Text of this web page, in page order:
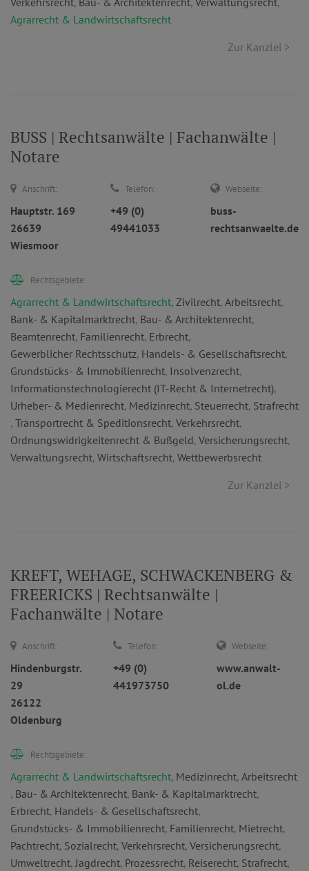
Agrarrecht & Landwirtschaftsrecht
Zur Kanzlei >
BUSS | Rechtsanwälte | Fachanwälte |
Notare
Anschrift:
Hauptstr. 169
26639
Wiesmoor
Telefon:
+49 (0)
49441033
Webseite:
buss-
rechtsanwaelte.de
Rechtsgebiete:
Agrarrecht & Landwirtschaftsrecht, Zivilrecht, Arbeitsrecht,
Bank- & Kapitalmarktrecht, Bau- & Architektenrecht,
Beamtenrecht, Familienrecht, Erbrecht,
Gewerblicher Rechtsschutz, Handels- & Gesellschaftsrecht,
Grundstücks- & Immobilienrecht, Insolvenzrecht,
Informationstechnologierecht (IT-Recht & Internetrecht),
Urheber- & Medienrecht, Medizinrecht, Steuerrecht, Strafrecht
, Transportrecht & Speditionsrecht, Verkehrsrecht,
Ordnungswidrigkeitenrecht & Bußgeld, Versicherungsrecht,
Verwaltungsrecht, Wirtschaftsrecht, Wettbewerbsrecht
Zur Kanzlei >
KREFT, WEHAGE, SCHWACKENBERG &
FREERICKS | Rechtsanwälte |
Fachanwälte | Notare
Anschrift:
Hindenburgstr.
29
26122
Oldenburg
Telefon:
+49 (0)
441973750
Webseite:
www.anwalt-
ol.de
Rechtsgebiete:
Agrarrecht & Landwirtschaftsrecht, Medizinrecht, Arbeitsrecht
, Bau- & Architektenrecht, Bank- & Kapitalmarktrecht,
Erbrecht, Handels- & Gesellschaftsrecht,
Grundstücks- & Immobilienrecht, Familienrecht, Mietrecht,
Pachtrecht, Sozialrecht, Verkehrsrecht, Versicherungsrecht,
Umweltrecht,Jagdrecht, Prozessrecht, Reiserecht, Strafrecht,